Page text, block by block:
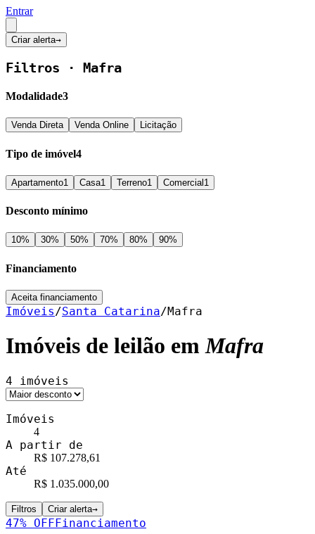
Entrar
Criar alerta→
Filtros · Mafra
Modalidade3
Venda Direta Venda Online Licitação
Tipo de imóvel4
Apartamento1 Casa1 Terreno1 Comercial 1
Desconto mínimo
10% 30% 50% 70% 80% 90%
Financiamento
Aceita financiamento
Imóveis/Santa Catarina/Mafra
Imóveis de leilão emMafra
4 imóveis
Imóveis
4
A partir de
R$ 107.278,61
Até
R$ 1.035.000,00
Filtros Criar alerta→
47% OFFFinanciamento